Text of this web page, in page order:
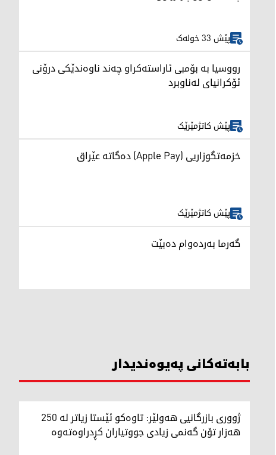
پێش 33 خولەک
رووسیا بە بۆمبی ئاراستەکراو چەند ناوەندێکی درۆنی
ئۆکرانیای لەناوبرد
پێش کاتژمێرێک
خزمەتگوزاریی (Apple Pay) دەگاتە عێراق
پێش کاتژمێرێک
گەرما بەردەوام دەبێت
بابەتەکانی پەیوەندیدار
ژووری بازرگانیی هەولێر: تاوەکو ئێستا زیاتر لە 250
هەزار تۆن گەنمی زیادی جووتیاران کڕدراوەتەوە